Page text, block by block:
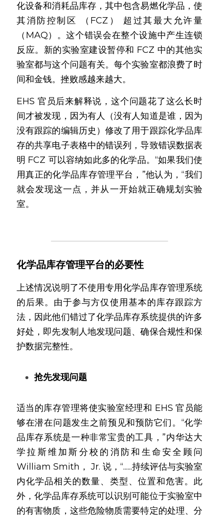
化设备和消耗品库存，其中包含易燃化学品，使
其消防控制区 （FCZ） 超过其最大允许量
（MAQ）。这个错误会在整个设施中产生连锁
反应。新的实验室建设暂停和 FCZ 中的其他实
验室都与这个问题有关。每个实验室都浪费了时
间和金钱。挫败感越来越大。
EHS 官员后来解释说，这个问题花了这么长时
间才被发现，因为有人（没有人知道是谁，因为
没有跟踪的编辑历史）修改了用于跟踪化学品库
存的共享电子表格中的错误列，导致错误数据表
明 FCZ 可以容纳如此多的化学品。“如果我们使
用真正的化学品库存管理平台，”他认为，“我们
就会发现这一点，并从一开始就正确规划实验
室。
化学品库存管理平台的必要性
上述情况说明了不使用专用化学品库存管理系统
的后果。由于参与方仅使用基本的库存跟踪方
法，因此他们错过了化学品库存系统提供的许多
好处，即先发制人地发现问题、确保合规性和保
护数据完整性。
抢先发现问题
适当的库存管理将使实验室经理和 EHS 官员能
够在潜在问题发生之前预见和预防它们。“化学
品库存系统是一种非常宝贵的工具，”内华达大
学拉斯维加斯分校的消防和生命安全顾问
William Smith， Jr. 说，“......持续评估与实验室
内化学品相关的数量、类型、位置和危害。此
外，化学品库存系统可以识别可能位于实验室中
的有害物质，这些危险物质需要特定的处理、分